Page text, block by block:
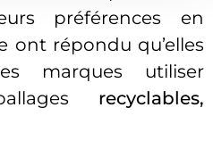
préférences en
ont répondu qu’elles
marques utiliser
recyclables,